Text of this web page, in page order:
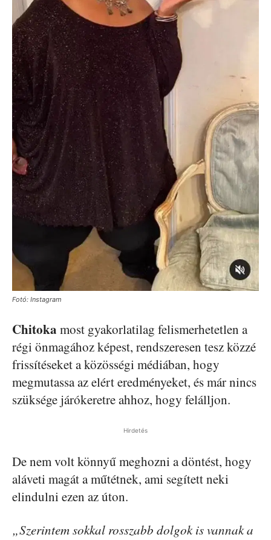
Fotó: Instagram
Chitoka most gyakorlatilag felismerhetetlen a
régi önmagához képest, rendszeresen tesz közzé
frissítéseket a közösségi médiában, hogy
megmutassa az elért eredményeket, és már nincs
szüksége járókeretre ahhoz, hogy felálljon.
Hirdetés
De nem volt könnyű meghozni a döntést, hogy
aláveti magát a műtétnek, ami segített neki
elindulni ezen az úton.
„Szerintem sokkal rosszabb dolgok is vannak a